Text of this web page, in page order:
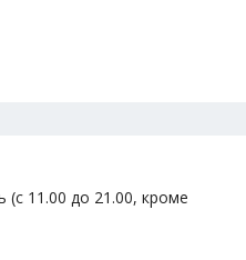
(с 11.00 до 21.00, кроме